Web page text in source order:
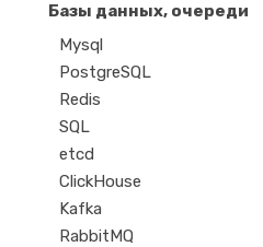
Базы данных, очереди
Mysql
PostgreSQL
Redis
SQL
etcd
ClickHouse
Kafka
RabbitMQ